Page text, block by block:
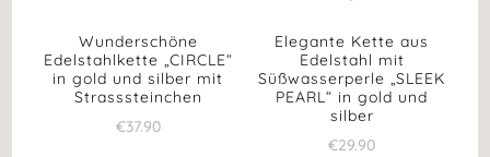
Wunderschöne
Edelstahlkette „CIRCLE“
in gold und silber mit
Strasssteinchen
€37.90
Elegante Kette aus
Edelstahl mit
Süßwasserperle „SLEEK
PEARL“ in gold und
silber
€29.90